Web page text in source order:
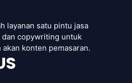
layanan satu pintu jasa
dan copywriting untuk
konten pemasaran.